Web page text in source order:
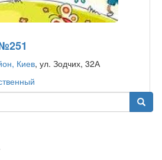
Киев, ул. Зодчих, 32А
Поиск